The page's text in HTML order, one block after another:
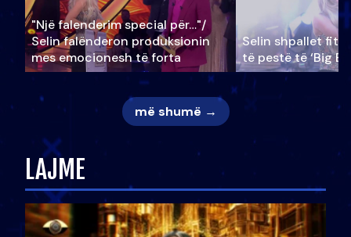
"Një falenderim special për…"/
Selin falënderon produksionin
mes emocionesh të forta
Selin shpallet
të pestë të ‘Big
më shumë →
LAJME